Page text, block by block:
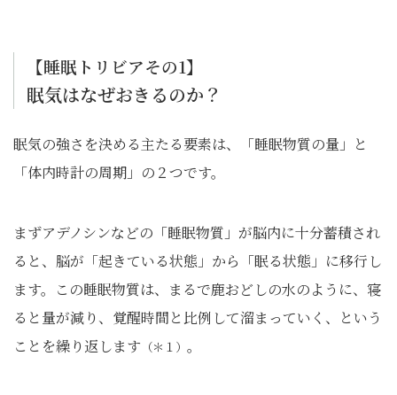
【睡眠トリビアその1】
眠気はなぜおきるのか？
眠気の強さを決める主たる要素は、「睡眠物質の量」と
「体内時計の周期」の２つです。
まずアデノシンなどの「睡眠物質」が脳内に十分蓄積され
ると、脳が「起きている状態」から「眠る状態」に移行し
ます。この睡眠物質は、まるで鹿おどしの水のように、寝
ると量が減り、覚醒時間と比例して溜まっていく、という
ことを繰り返します （＊１） 。